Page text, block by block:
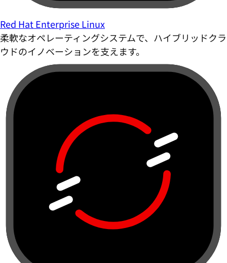
Red Hat Enterprise Linux
柔軟なオペレーティングシステムで、ハイブリッドクラ
ウドのイノベーションを支えます。